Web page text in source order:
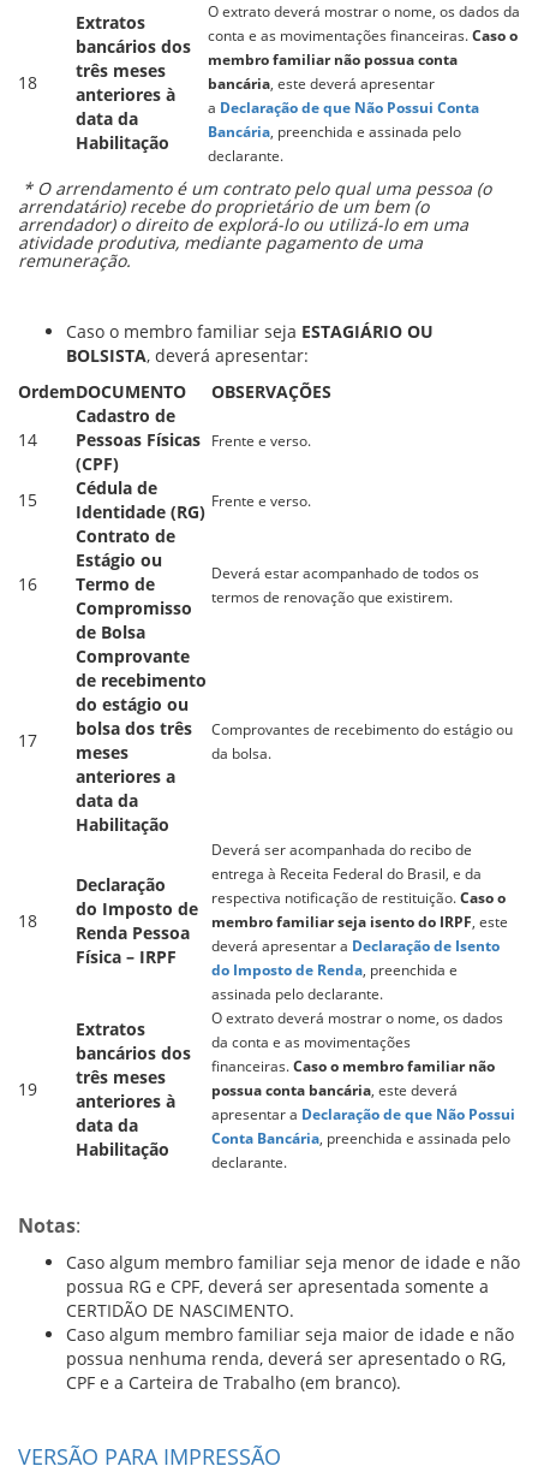
18
Extratos
bancários dos
três meses
anteriores à
data da
Habilitação
O extrato deverá mostrar o nome, os dados da
conta e as movimentações financeiras. Caso o
membro familiar não possua conta
bancária , este deverá apresentar
a Declaração de que Não Possui Conta
Bancária , preenchida e assinada pelo
declarante.
* O arrendamento é um contrato pelo qual uma pessoa (o
arrendatário) recebe do proprietário de um bem (o
arrendador) o direito de explorá-lo ou utilizá-lo em uma
atividade produtiva, mediante pagamento de uma
remuneração.
Caso o membro familiar seja ESTAGIÁRIO OU
BOLSISTA, deverá apresentar:
OrdemDOCUMENTO OBSERVAÇÕES
14
Cadastro de
Pessoas Físicas
(CPF)
Frente e verso.
15
Cédula de
Identidade (RG) Frente e verso.
16
Contrato de
Estágio ou
Termo de
Compromisso
de Bolsa
Deverá estar acompanhado de todos os
termos de renovação que existirem.
17
Comprovante
de recebimento
do estágio ou
bolsa dos três
meses
anteriores a
data da
Habilitação
Comprovantes de recebimento do estágio ou
da bolsa.
18
Declaração
do Imposto de
Renda Pessoa
Física – IRPF
Deverá ser acompanhada do recibo de
entrega à Receita Federal do Brasil, e da
respectiva notificação de restituição. Caso o
membro familiar seja isento do IRPF , este
deverá apresentar a Declaração de Isento
do Imposto de Renda , preenchida e
assinada pelo declarante.
19
Extratos
bancários dos
três meses
anteriores à
data da
Habilitação
O extrato deverá mostrar o nome, os dados
da conta e as movimentações
financeiras. Caso o membro familiar não
possua conta bancária , este deverá
apresentar a Declaração de que Não Possui
Conta Bancária , preenchida e assinada pelo
declarante.
Notas:
Caso algum membro familiar seja menor de idade e não
possua RG e CPF, deverá ser apresentada somente a
CERTIDÃO DE NASCIMENTO.
Caso algum membro familiar seja maior de idade e não
possua nenhuma renda, deverá ser apresentado o RG,
CPF e a Carteira de Trabalho (em branco).
VERSÃO PARA IMPRESSÃO